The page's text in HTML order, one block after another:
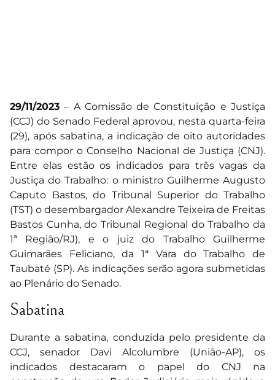
29/11/2023 – A Comissão de Constituição e Justiça
(CCJ) do Senado Federal aprovou, nesta quarta-feira
(29), após sabatina, a indicação de oito autoridades
para compor o Conselho Nacional de Justiça (CNJ).
Entre elas estão os indicados para três vagas da
Justiça do Trabalho: o ministro Guilherme Augusto
Caputo Bastos, do Tribunal Superior do Trabalho
(TST) o desembargador Alexandre Teixeira de Freitas
Bastos Cunha, do Tribunal Regional do Trabalho da
1ª Região/RJ), e o juiz do Trabalho Guilherme
Guimarães Feliciano, da 1ª Vara do Trabalho de
Taubaté (SP). As indicações serão agora submetidas
ao Plenário do Senado.
Sabatina
Durante a sabatina, conduzida pelo presidente da
CCJ, senador Davi Alcolumbre (União-AP), os
indicados destacaram o papel do CNJ na